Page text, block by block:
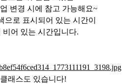
변경 시에 참고 가능해요~
으로 표시되어 있는 시간이
비어 있는 시간입니다.
래스도 있습니다!